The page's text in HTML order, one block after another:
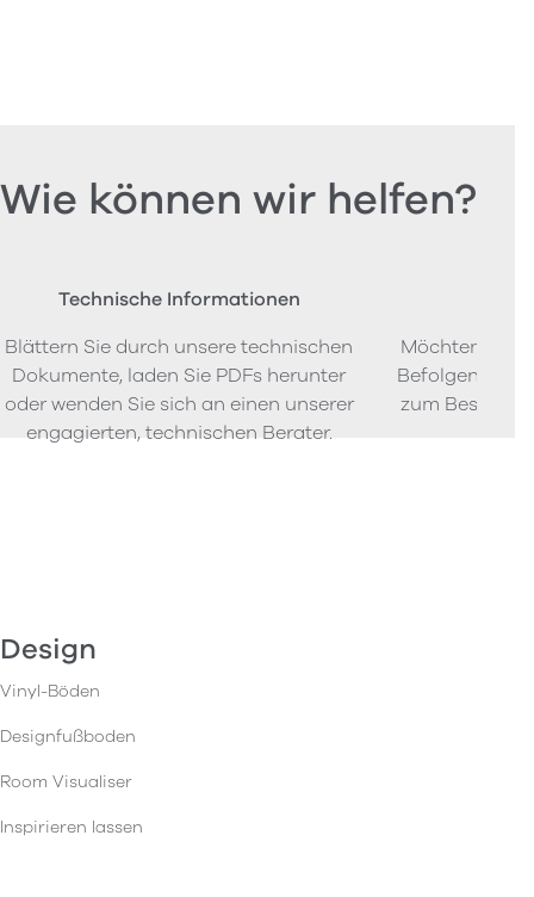
Wie können wir helfen?
Technische Informationen
Blättern Sie durch unsere technischen
Dokumente, laden Sie PDFs herunter
oder wenden Sie sich an einen unserer
engagierten, technischen Berater.
Möchten Sie
Befolgen Sie
zum
Design
Vinyl-Böden
Designfußboden
Room Visualiser
Inspirieren lassen